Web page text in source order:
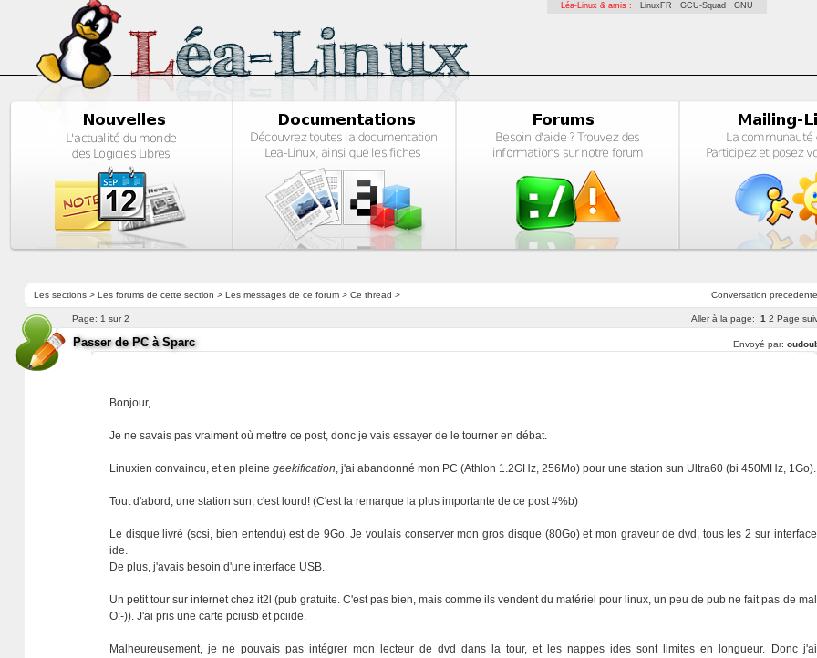
Léa-Linux & amis : LinuxFR GCU-Squad GNU
Conversation precedente
Les sections> Les forums de cette section > Les messages de ce forum> Ce thread >
Aller à la page: 1 2 Page
Page: 1 sur 2
Passer de PC à Sparc Envoyé par:
Bonjour,
Je ne savais pas vraiment où mettre ce post, donc je vais essayer de le tourner en débat.
Linuxien convaincu, et en pleinegeekification, j'ai abandonné mon PC (Athlon 1.2GHz, 256Mo) pour une station sun Ultra60 (bi 450MHz, 1Go).
Tout d'abord, une station sun, c'est lourd! (C'est la remarque la plus importante de ce post #%b)
Le disque livré (scsi, bien entendu) est de 9Go. Je voulais conserver mon gros disque (80Go) et mon graveur de dvd, tous les 2 sur interface
ide.
De plus, j'avais besoin d'une interface USB.
Un petit tour sur internet chez it2l (pub gratuite. C'est pas bien, mais comme ils vendent du matériel pour linux, un peu de pub ne fait pas de mal
O:-)). J'ai pris une carte pciusb et pciide.
Malheureusement, je ne pouvais pas intégrer mon lecteur de dvd dans la tour, et les nappes ides sont limites en longueur. Donc j'ai